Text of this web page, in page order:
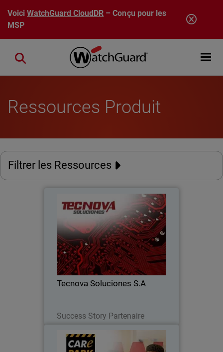
Aller au contenu principal
VoiciWatchGuard CloudDR – Conçu pour les
MSP
Open
Close search
Ressources Produit
Filtrer les Ressources
Tecnova Soluciones S.A
Success Story Partenaire
Tecnova Soluciones S.A
Tecnova est passée à une approche
MDR après avoir constaté les limites de
détection, améliorant la réponse,
réduisant risques et développant son